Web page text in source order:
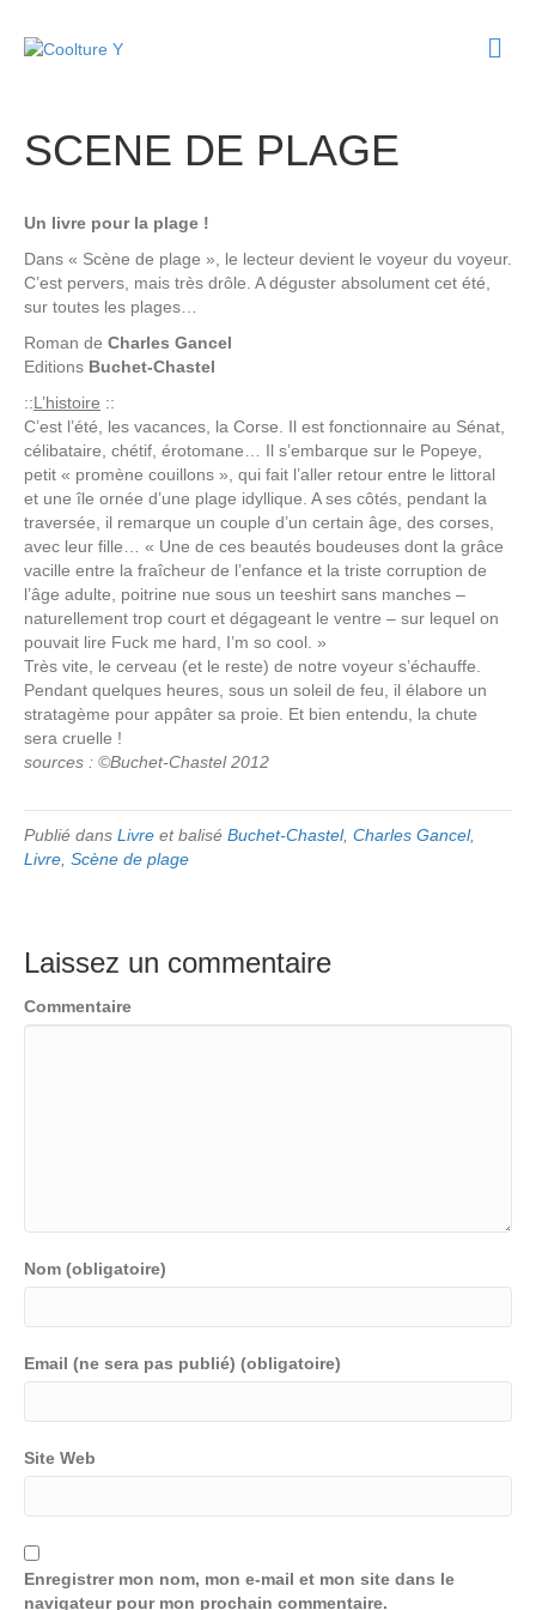
SCENE DE PLAGE
Un livre pour la plage !
Dans « Scène de plage », le lecteur devient le voyeur du voyeur.
C’est pervers, mais très drôle. A déguster absolument cet été,
sur toutes les plages…
Roman de Charles Gancel
Editions Buchet-Chastel
::L’histoire ::
C’est l’été, les vacances, la Corse. Il est fonctionnaire au Sénat,
célibataire, chétif, érotomane… Il s’embarque sur le Popeye,
petit « promène couillons », qui fait l’aller retour entre le littoral
et une île ornée d’une plage idyllique. A ses côtés, pendant la
traversée, il remarque un couple d’un certain âge, des corses,
avec leur fille… « Une de ces beautés boudeuses dont la grâce
vacille entre la fraîcheur de l’enfance et la triste corruption de
l’âge adulte, poitrine nue sous un teeshirt sans manches –
naturellement trop court et dégageant le ventre – sur lequel on
pouvait lire Fuck me hard, I’m so cool. »
Très vite, le cerveau (et le reste) de notre voyeur s’échauffe.
Pendant quelques heures, sous un soleil de feu, il élabore un
stratagème pour appâter sa proie. Et bien entendu, la chute
sera cruelle !
sources : ©Buchet-Chastel 2012
Publié dans Livre et balisé Buchet-Chastel, Charles Gancel,
Livre, Scène de plage
Laissez un commentaire
Commentaire
Nom (obligatoire)
Email (ne sera pas publié) (obligatoire)
Site Web
Enregistrer mon nom, mon e-mail et mon site dans le
navigateur pour mon prochain commentaire.